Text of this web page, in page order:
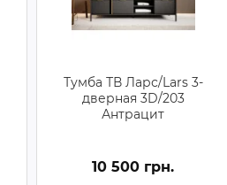
Тумба ТВ Ларс/Lars 3-
дверная 3D/203
Антрацит
10 500 грн.